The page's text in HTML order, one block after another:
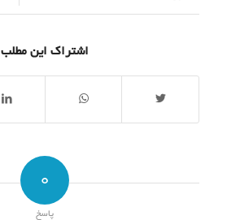
اشتراک این مطلب
0
پاسخ